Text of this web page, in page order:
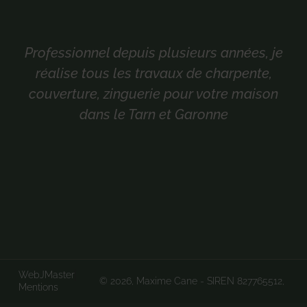
Professionnel depuis plusieurs années, je
réalise tous les travaux de charpente,
couverture, zinguerie pour votre maison
dans le Tarn et Garonne
WebJMaster
Mentions
© 2026, Maxime Cane - SIREN 827765512,